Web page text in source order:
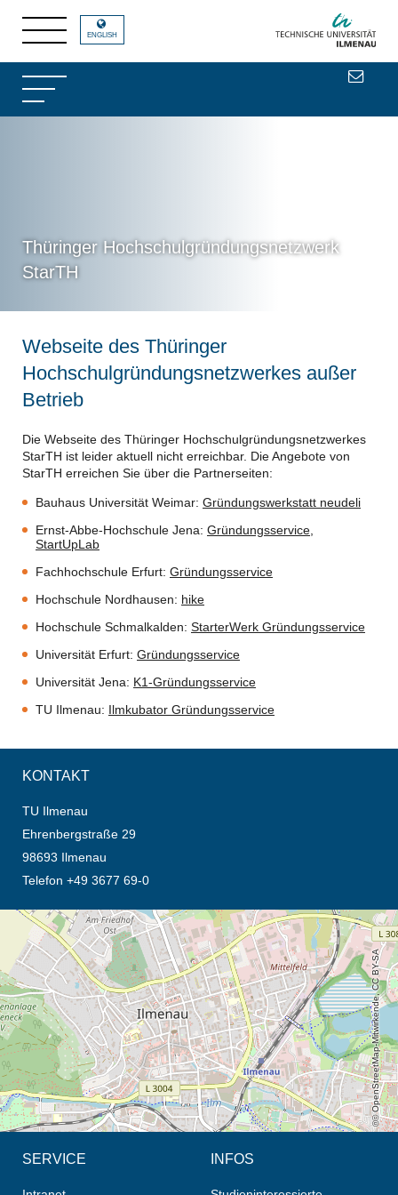
Thüringer Hochschulgründungsnetzwerk
StarTH
ENGLISH
Webseite des Thüringer
Hochschulgründungsnetzwerkes außer
Betrieb
Die Webseite des Thüringer Hochschulgründungsnetzwerkes
StarTH ist leider aktuell nicht erreichbar. Die Angebote von
StarTH erreichen Sie über die Partnerseiten:
Bauhaus Universität Weimar: Gründungswerkstatt neudeli
Ernst-Abbe-Hochschule Jena: Gründungsservice
StartUpLab
Fachhochschule Erfurt: Gründungsservice
Hochschule Nordhausen: hike
Hochschule Schmalkalden: StarterWerk Gründungsservice
Universität Erfurt: Gründungsservice
Universität Jena: K1-Gründungsservice
TU Ilmenau: Ilmkubator Gründungsservice
KONTAKT
TU Ilmenau
Ehrenbergstraße 29
98693 Ilmenau
Telefon +49 3677 69-0
Öffnet die Anfahrtsbeschreibung in neuem Tab (Karte)
© OpenStreetMap-Mitwirkende, CC BY-SA
SERVICE INFOS